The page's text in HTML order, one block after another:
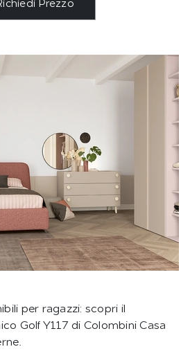
Prezzo
per ragazzi: scopri il
Golf Y117 di Colombini Casa